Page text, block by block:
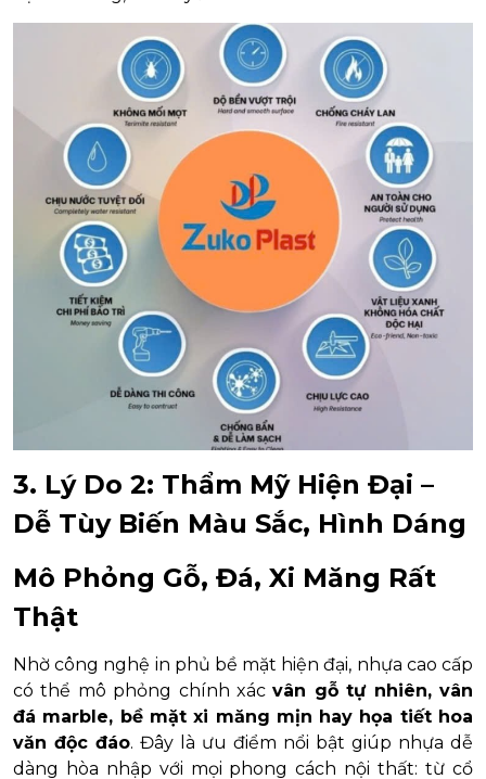
3. Lý Do 2: Thẩm Mỹ Hiện Đại –
Dễ Tùy Biến Màu Sắc, Hình Dáng
Mô Phỏng Gỗ, Đá, Xi Măng Rất
Thật
Nhờ công nghệ in phủ bề mặt hiện đại, nhựa cao cấp
có thể mô phỏng chính xácvân gỗ tự nhiên, vân
đá marble, bề mặt xi măng mịn hay họa tiết hoa
văn độc đáo. Đây là ưu điểm nổi bật giúp nhựa dễ
dàng hòa nhập với mọi phong cách nội thất: từ cổ